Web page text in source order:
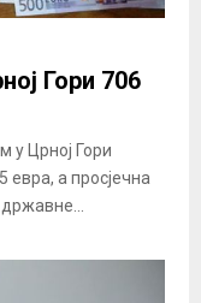
Гори 706
у Црној Гори
евра, а просјечна